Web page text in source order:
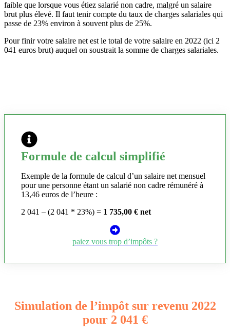
faible que lorsque vous étiez salarié non cadre, malgré un salaire
brut plus élevé. Il faut tenir compte du taux de charges salariales qui
passe de 23% environ à souvent plus de 25%.
Pour finir votre salaire net est le total de votre salaire en 2022 (ici 2
041 euros brut) auquel on soustrait la somme de charges salariales.
Formule de calcul simplifié
Exemple de la formule de calcul d’un salaire net mensuel
pour une personne étant un salarié non cadre rémunéré à
13,46 euros de l’heure :
2 041 – (2 041 * 23%) = 1 735,00 € net
paiez vous trop d’impôts ?
Simulation de l’impôt sur revenu 2022
pour 2 041 €